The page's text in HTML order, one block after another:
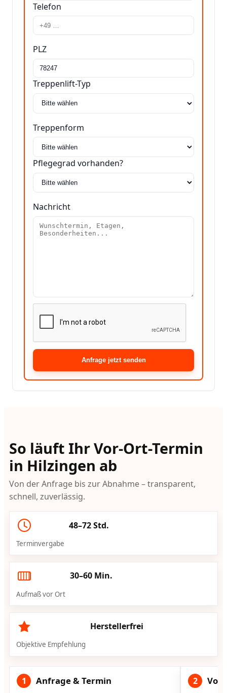
Telefon
PLZ
Treppenlift-Typ
Treppenform
Pflegegrad vorhanden?
Nachricht
Anfrage jetzt senden
So läuft Ihr Vor-Ort-Termin
in Hilzingen ab
Von der Anfrage bis zur Abnahme – transparent,
schnell, zuverlässig.
48–72 Std.
Terminvergabe
30–60 Min.
Aufmaß vor Ort
Herstellerfrei
Objektive Empfehlung
1 Anfrage & Termin 2